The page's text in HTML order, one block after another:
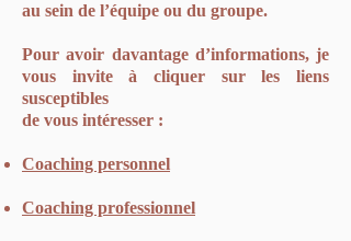
au sein de l’équipe ou du groupe.
Pour avoir davantage d’informations, je
vous invite à cliquer sur les liens
susceptibles
de vous intéresser :
Coaching personnel
Coaching professionnel